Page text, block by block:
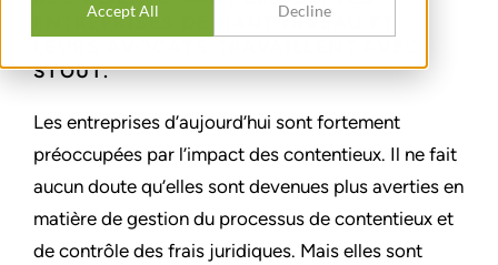
Accept All Decline
ENTREPRISES DE HAUT NIVEAU ET
STOUT.
Les entreprises d’aujourd’hui sont fortement
préoccupées par l’impact des contentieux. Il ne fait
aucun doute qu’elles sont devenues plus averties en
matière de gestion du processus de contentieux et
de contrôle des frais juridiques. Mais elles sont